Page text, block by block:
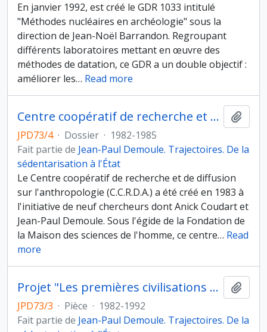
En janvier 1992, est créé le GDR 1033 intitulé
"Méthodes nucléaires en archéologie" sous la
direction de Jean-Noël Barrandon. Regroupant
différents laboratoires mettant en œuvre des
méthodes de datation, ce GDR a un double objectif :
améliorer les… Read more
Centre coopératif de recherche et de diffusion sur l'anthropologie
JPD73/4 · Dossier · 1982-1985
Fait partie de Jean-Paul Demoule. Trajectoires. De la
sédentarisation à l'État
Le Centre coopératif de recherche et de diffusion
sur l'anthropologie (C.C.R.D.A.) a été créé en 1983 à
l'initiative de neuf chercheurs dont Anick Coudart et
Jean-Paul Demoule. Sous l'égide de la Fondation de
la Maison des sciences de l'homme, ce centre… Read
more
Projet "Les premières civilisations protohistoriques de l'Allemagne du sud-ouest et du nord de la France : relations et évolutions"
JPD73/3 · Pièce · 1982-1992
Fait partie de Jean-Paul Demoule. Trajectoires. De la